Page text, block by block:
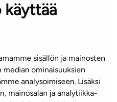
käyttää
sisällön ja mainosten
median ominaisuuksien
analysoimiseen. Lisäksi
mainosalan ja analytiikka-